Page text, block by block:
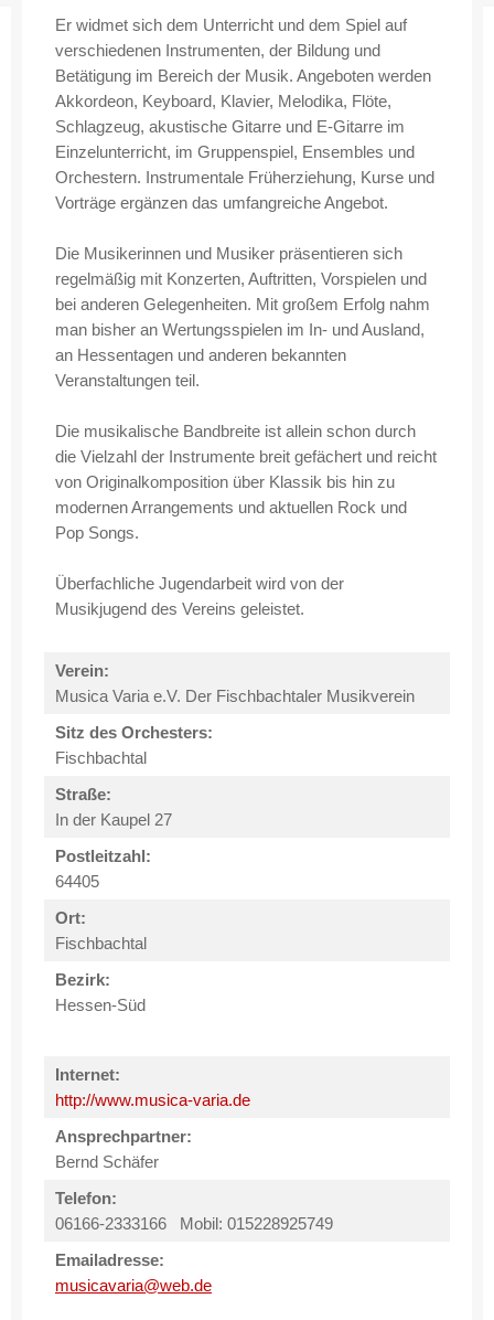
Er widmet sich dem Unterricht und dem Spiel auf
verschiedenen Instrumenten, der Bildung und
Betätigung im Bereich der Musik. Angeboten werden
Akkordeon, Keyboard, Klavier, Melodika, Flöte,
Schlagzeug, akustische Gitarre und E-Gitarre im
Einzelunterricht, im Gruppenspiel, Ensembles und
Orchestern. Instrumentale Früherziehung, Kurse und
Vorträge ergänzen das umfangreiche Angebot.
Die Musikerinnen und Musiker präsentieren sich
regelmäßig mit Konzerten, Auftritten, Vorspielen und
bei anderen Gelegenheiten. Mit großem Erfolg nahm
man bisher an Wertungsspielen im In- und Ausland,
an Hessentagen und anderen bekannten
Veranstaltungen teil.
Die musikalische Bandbreite ist allein schon durch
die Vielzahl der Instrumente breit gefächert und reicht
von Originalkomposition über Klassik bis hin zu
modernen Arrangements und aktuellen Rock und
Pop Songs.
Überfachliche Jugendarbeit wird von der
Musikjugend des Vereins geleistet.
Verein:
Musica Varia e.V. Der Fischbachtaler Musikverein
Sitz des Orchesters:
Fischbachtal
Straße:
In der Kaupel 27
Postleitzahl:
64405
Ort:
Fischbachtal
Bezirk:
Hessen-Süd
Internet:
http://www.musica-varia.de
Ansprechpartner:
Bernd Schäfer
Telefon:
06166-2333166 Mobil: 015228925749
Emailadresse:
musicavaria@web.de